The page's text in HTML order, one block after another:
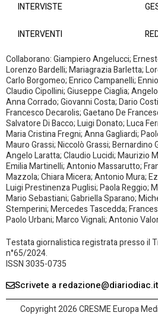
INTERVISTE
INTERVENTI
Collaborano: Giampiero Angelucci;
Lorenzo Bardelli; Mariagrazia Barletta;
Carlo Borgomeo; Enrico Campanelli;
Claudio Cipollini; Giuseppe Ciaglia;
Anna Corrado; Giovanni Costa; Dario
Francesco Decarolis; Gaetano De
Salvatore Di Bacco; Luigi Donato; Luca
Maria Cristina Fregni; Anna Gagliardi;
Mauro Grassi; Niccolò Grassi; Bernardino
Angelo Laratta; Claudio Lucidi; Maurizio
Emilia Martinelli; Antonio Massarutto;
Mazzola; Chiara Micera; Antonio Mura;
Luigi Prestinenza Puglisi; Paola Reggio;
Mario Sebastiani; Gabriella Sparano;
Stemperini; Mercedes Tascedda;
Paolo Urbani; Marco Vignali; Antonio
Testata giornalistica registrata presso il
n°65/2024.
ISSN 3035-0735
Scrivete a redazione@diariodiac.it
Copyright 2026 CRESME Europa